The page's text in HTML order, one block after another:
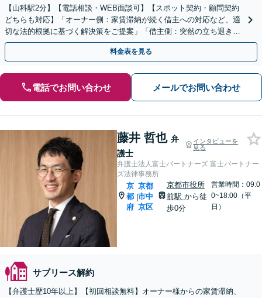
【山科駅2分】【電話相談・WEB面談可】【スポット契約・顧問契約
どちらも対応】「オーナー側：家賃滞納が続く借主への対応など、適
切な法的根拠に基づく解決策をご提案」「借主側：突然の立ち退き要
求や家賃増額など、賃貸に関するお困りごとはご相談を」
料金表を見る
電話でお問い合わせ メールでお問い合わせ
藤井 哲也 弁
護士
インタビューを
見る
弁護士法人富士パートナーズ 富士パートナー
ズ法律事務所
京
都
府
|
京都
市中
京区
京都市役所
前駅 から徒
歩0分
営業時間：09:0
0~18:00（平
日）
サブリース解約
【弁護士歴10年以上】【初回相談無料】オーナー様からの家賃滞納、